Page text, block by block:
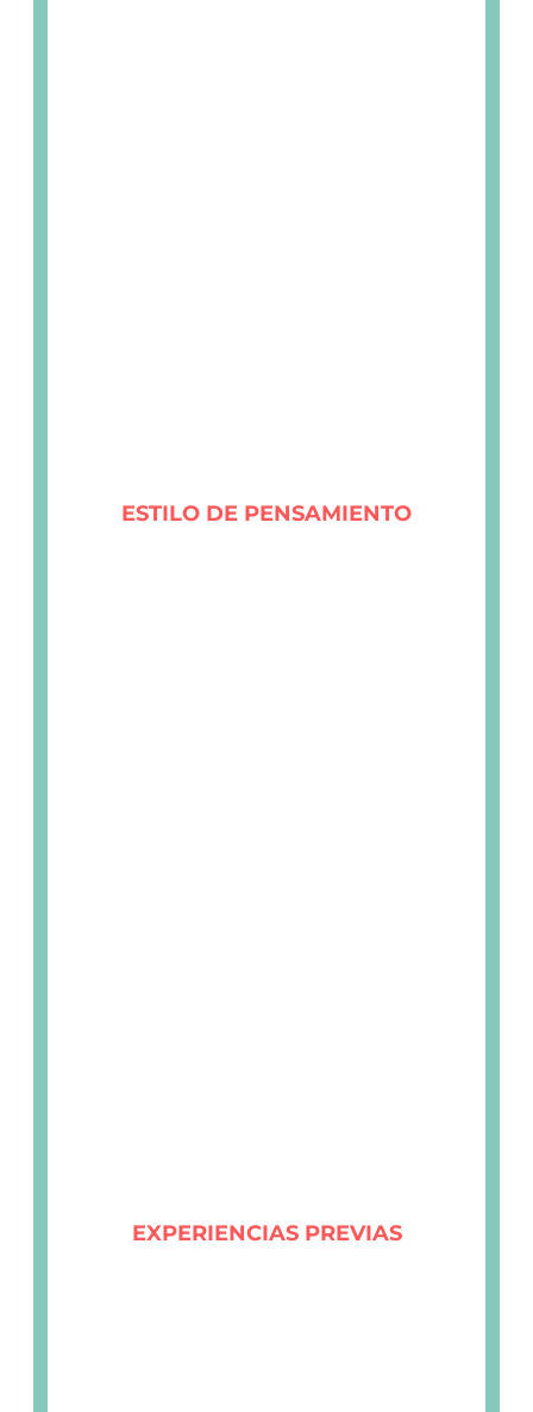
ESTILO DE PENSAMIENTO
EXPERIENCIAS PREVIAS